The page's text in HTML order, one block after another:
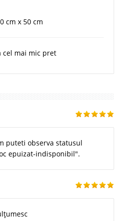
cm x 50 cm
cel mai mic pret
puteti observa statusul
epuizat-indisponibil".